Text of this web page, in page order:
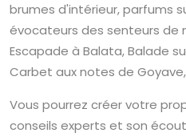
brumes d'intérieur, parfums
évocateurs des senteurs de
Escapade à Balata, Balade
Carbet aux notes de
Vous pourrez créer votre
conseils experts et son